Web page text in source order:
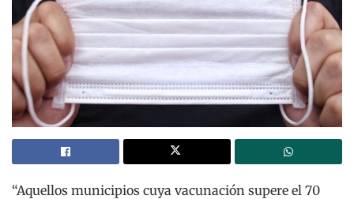
“Aquellos municipios cuya vacunación supere el 70